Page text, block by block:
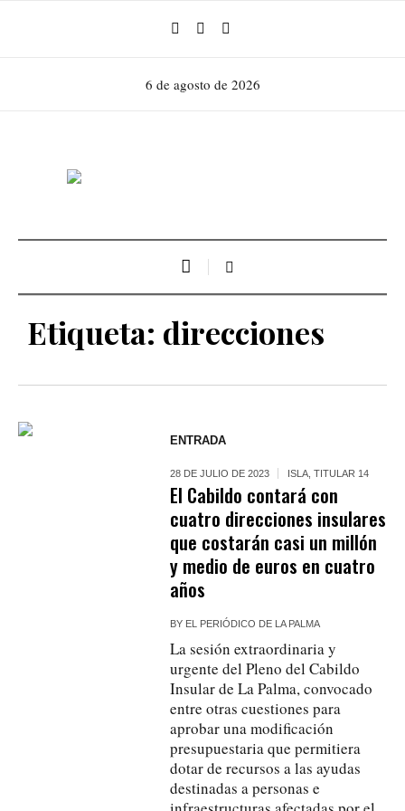
6 de agosto de 2026
Etiqueta: direcciones
ENTRADA
28 DE JULIO DE 2023 ISLA ,TITULAR 14
El Cabildo contará con
cuatro direcciones insulares
que costarán casi un millón
y medio de euros en cuatro
años
BY EL PERIÓDICO DE LA PALMA
La sesión extraordinaria y
urgente del Pleno del Cabildo
Insular de La Palma, convocado
entre otras cuestiones para
aprobar una modificación
presupuestaria que permitiera
dotar de recursos a las ayudas
destinadas a personas e